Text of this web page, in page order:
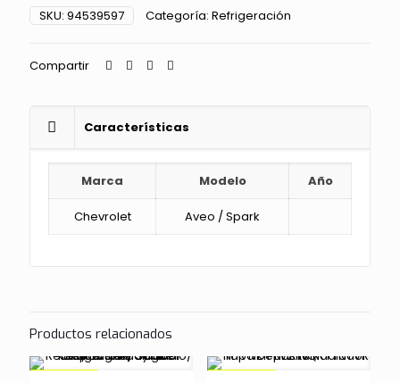
Radiador
Chevrolet
Spark
SKU: 94539597 Categoría: Refrigeración
Compartir
Características
Marca Modelo Año
Chevrolet Aveo / Spark
Productos relacionados